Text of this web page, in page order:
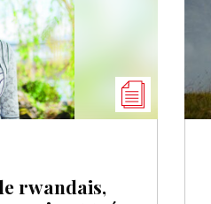
rwandais,